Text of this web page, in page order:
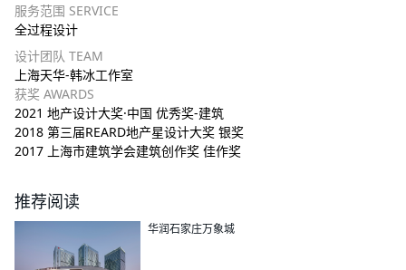
服务范围 SERVICE
全过程设计
设计团队 TEAM
上海天华-韩冰工作室
获奖 AWARDS
2021 地产设计大奖·中国 优秀奖-建筑
2018 第三届REARD地产星设计大奖 银奖
2017 上海市建筑学会建筑创作奖 佳作奖
推荐阅读
华润石家庄万象城